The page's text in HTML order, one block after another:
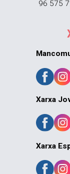
96 575
Xarxa
Xarxa